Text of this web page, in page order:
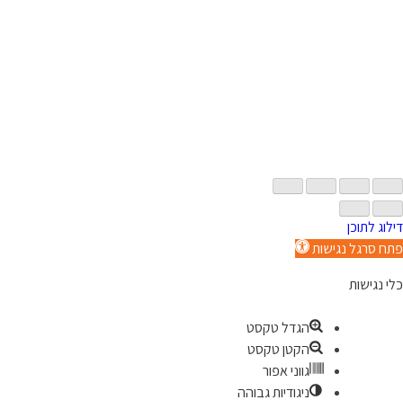
דילוג לתוכן
פתח סרגל נגישות
כלי נגישות
הגדל טקסט
הקטן טקסט
גווני אפור
ניגודיות גבוהה